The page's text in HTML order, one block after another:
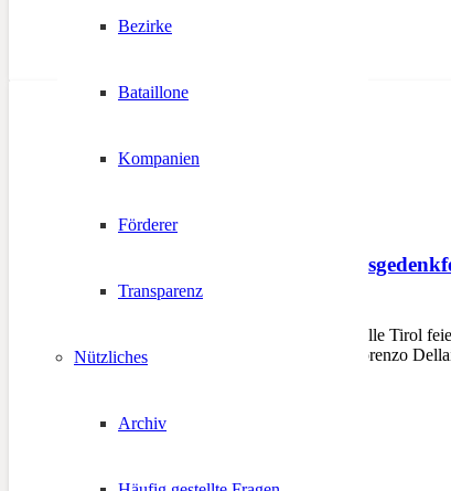
Bezirke
Bataillone
Kompanien
Förderer
Transparenz
Nützliches
Archiv
Andreas-Hofer-
INNSBRUCK – Das offizielle Tirol
Tirol), Landeshauptmann Lorenzo